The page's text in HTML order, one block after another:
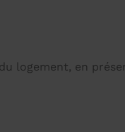
logement, en